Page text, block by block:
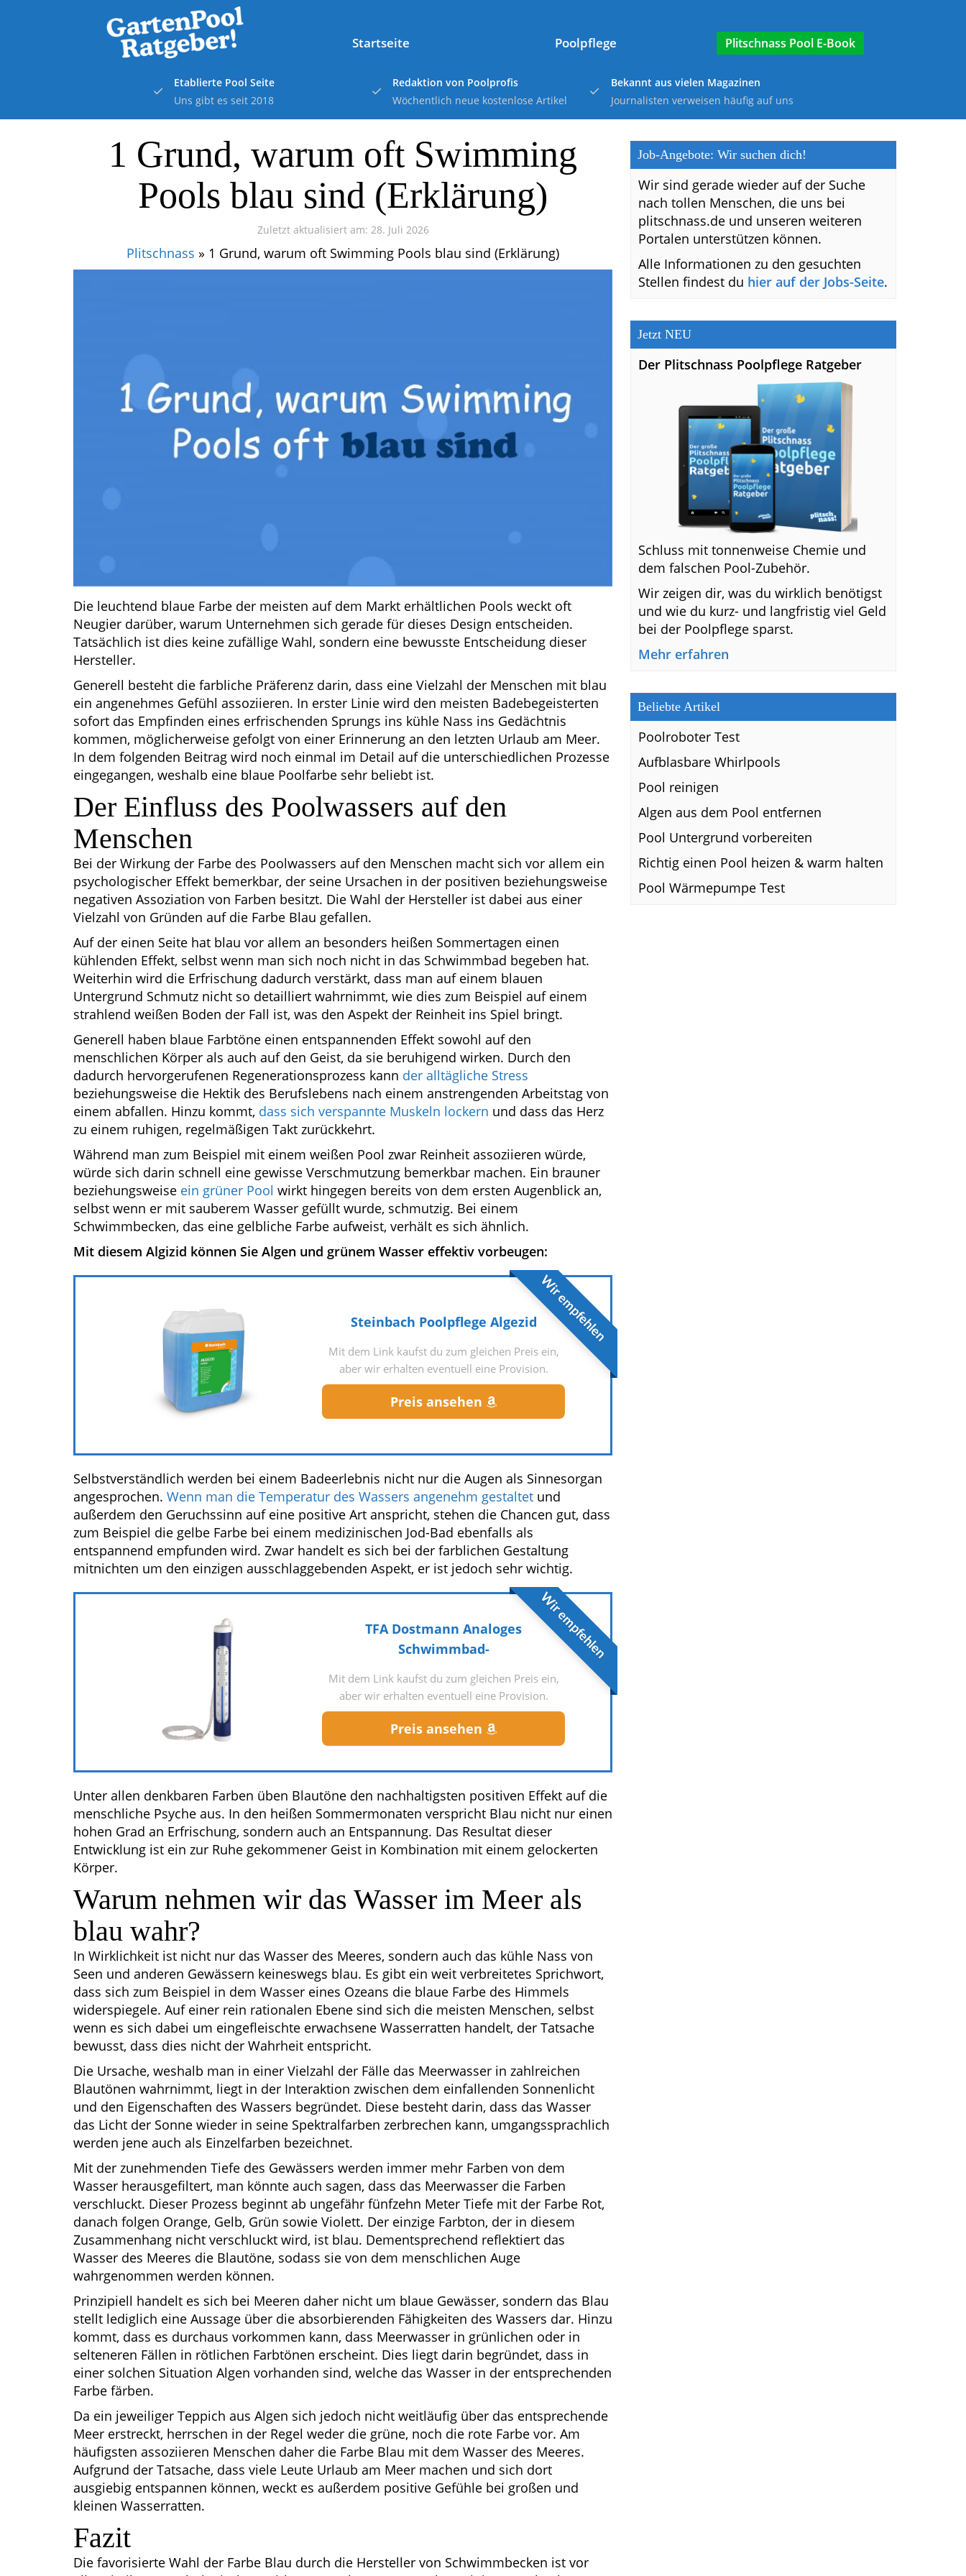
Startseite Poolpflege E-Book
Etablierte Pool Seite
Uns gibt es seit 2018
Redaktion von Poolprofis
Wöchentlich neue kostenlose Artikel
Bekannt aus vielen Magazinen
Journalisten verweisen häufig auf uns
1 Grund, warum oft Swimming
Pools blau sind (Erklärung)
Zuletzt aktualisiert am: 28. Juli 2026
Plitschnass » 1 Grund, warum oft Swimming Pools blau sind (Erklärung)
Die leuchtend blaue Farbe der meisten auf dem Markt erhältlichen Pools weckt oft
Neugier darüber, warum Unternehmen sich gerade für dieses Design entscheiden.
Tatsächlich ist dies keine zufällige Wahl, sondern eine bewusste Entscheidung dieser
Hersteller.
Generell besteht die farbliche Präferenz darin, dass eine Vielzahl der Menschen mit blau
ein angenehmes Gefühl assoziieren. In erster Linie wird den meisten Badebegeisterten
sofort das Empfinden eines erfrischenden Sprungs ins kühle Nass ins Gedächtnis
kommen, möglicherweise gefolgt von einer Erinnerung an den letzten Urlaub am Meer.
In dem folgenden Beitrag wird noch einmal im Detail auf die unterschiedlichen Prozesse
eingegangen, weshalb eine blaue Poolfarbe sehr beliebt ist.
Der Einfluss des Poolwassers auf den
Menschen
Bei der Wirkung der Farbe des Poolwassers auf den Menschen macht sich vor allem ein
psychologischer Effekt bemerkbar, der seine Ursachen in der positiven beziehungsweise
negativen Assoziation von Farben besitzt. Die Wahl der Hersteller ist dabei aus einer
Vielzahl von Gründen auf die Farbe Blau gefallen.
Auf der einen Seite hat blau vor allem an besonders heißen Sommertagen einen
kühlenden Effekt, selbst wenn man sich noch nicht in das Schwimmbad begeben hat.
Weiterhin wird die Erfrischung dadurch verstärkt, dass man auf einem blauen
Untergrund Schmutz nicht so detailliert wahrnimmt, wie dies zum Beispiel auf einem
strahlend weißen Boden der Fall ist, was den Aspekt der Reinheit ins Spiel bringt.
Generell haben blaue Farbtöne einen entspannenden Effekt sowohl auf den
menschlichen Körper als auch auf den Geist, da sie beruhigend wirken. Durch den
dadurch hervorgerufenen Regenerationsprozess kann der alltägliche Stress
beziehungsweise die Hektik des Berufslebens nach einem anstrengenden Arbeitstag von
einem abfallen. Hinzu kommt, dass sich verspannte Muskeln lockern und dass das Herz
zu einem ruhigen, regelmäßigen Takt zurückkehrt.
Während man zum Beispiel mit einem weißen Pool zwar Reinheit assoziieren würde,
würde sich darin schnell eine gewisse Verschmutzung bemerkbar machen. Ein brauner
beziehungsweise ein grüner Pool wirkt hingegen bereits von dem ersten Augenblick an,
selbst wenn er mit sauberem Wasser gefüllt wurde, schmutzig. Bei einem
Schwimmbecken, das eine gelbliche Farbe aufweist, verhält es sich ähnlich.
Mit diesem Algizid können Sie Algen und grünem Wasser effektiv vorbeugen:
Wir empfehlen
Steinbach Poolpflege Algezid
Mit dem Link kaufst du zum gleichen Preis ein,
aber wir erhalten eventuell eine Provision.
Preis ansehen
Selbstverständlich werden bei einem Badeerlebnis nicht nur die Augen als Sinnesorgan
angesprochen. Wenn man die Temperatur des Wassers angenehm gestaltet und
außerdem den Geruchssinn auf eine positive Art anspricht, stehen die Chancen gut, dass
zum Beispiel die gelbe Farbe bei einem medizinischen Jod-Bad ebenfalls als
entspannend empfunden wird. Zwar handelt es sich bei der farblichen Gestaltung
mitnichten um den einzigen ausschlaggebenden Aspekt, er ist jedoch sehr wichtig.
Wir empfehlen
TFA Dostmann Analoges
Schwimmbad-
Mit dem Link kaufst du zum gleichen Preis ein,
aber wir erhalten eventuell eine Provision.
Preis ansehen
Unter allen denkbaren Farben üben Blautöne den nachhaltigsten positiven Effekt auf die
menschliche Psyche aus. In den heißen Sommermonaten verspricht Blau nicht nur einen
hohen Grad an Erfrischung, sondern auch an Entspannung. Das Resultat dieser
Entwicklung ist ein zur Ruhe gekommener Geist in Kombination mit einem gelockerten
Körper.
Warum nehmen wir das Wasser im Meer als
blau wahr?
In Wirklichkeit ist nicht nur das Wasser des Meeres, sondern auch das kühle Nass von
Seen und anderen Gewässern keineswegs blau. Es gibt ein weit verbreitetes Sprichwort,
dass sich zum Beispiel in dem Wasser eines Ozeans die blaue Farbe des Himmels
widerspiegele. Auf einer rein rationalen Ebene sind sich die meisten Menschen, selbst
wenn es sich dabei um eingefleischte erwachsene Wasserratten handelt, der Tatsache
bewusst, dass dies nicht der Wahrheit entspricht.
Die Ursache, weshalb man in einer Vielzahl der Fälle das Meerwasser in zahlreichen
Blautönen wahrnimmt, liegt in der Interaktion zwischen dem einfallenden Sonnenlicht
und den Eigenschaften des Wassers begründet. Diese besteht darin, dass das Wasser
das Licht der Sonne wieder in seine Spektralfarben zerbrechen kann, umgangssprachlich
werden jene auch als Einzelfarben bezeichnet.
Mit der zunehmenden Tiefe des Gewässers werden immer mehr Farben von dem
Wasser herausgefiltert, man könnte auch sagen, dass das Meerwasser die Farben
verschluckt. Dieser Prozess beginnt ab ungefähr fünfzehn Meter Tiefe mit der Farbe Rot,
danach folgen Orange, Gelb, Grün sowie Violett. Der einzige Farbton, der in diesem
Zusammenhang nicht verschluckt wird, ist blau. Dementsprechend reflektiert das
Wasser des Meeres die Blautöne, sodass sie von dem menschlichen Auge
wahrgenommen werden können.
Prinzipiell handelt es sich bei Meeren daher nicht um blaue Gewässer, sondern das Blau
stellt lediglich eine Aussage über die absorbierenden Fähigkeiten des Wassers dar. Hinzu
kommt, dass es durchaus vorkommen kann, dass Meerwasser in grünlichen oder in
selteneren Fällen in rötlichen Farbtönen erscheint. Dies liegt darin begründet, dass in
einer solchen Situation Algen vorhanden sind, welche das Wasser in der entsprechenden
Farbe färben.
Da ein jeweiliger Teppich aus Algen sich jedoch nicht weitläufig über das entsprechende
Meer erstreckt, herrschen in der Regel weder die grüne, noch die rote Farbe vor. Am
häufigsten assoziieren Menschen daher die Farbe Blau mit dem Wasser des Meeres.
Aufgrund der Tatsache, dass viele Leute Urlaub am Meer machen und sich dort
ausgiebig entspannen können, weckt es außerdem positive Gefühle bei großen und
kleinen Wasserratten.
Fazit
Die favorisierte Wahl der Farbe Blau durch die Hersteller von Schwimmbecken ist vor
Job-Angebote: Wir suchen dich!
Wir sind gerade wieder auf der Suche
nach tollen Menschen, die uns bei
plitschnass.de und unseren weiteren
Portalen unterstützen können.
Alle Informationen zu den gesuchten
Stellen findest du hier auf der Jobs-Seite.
Jetzt NEU
Der Plitschnass Poolpflege Ratgeber
Schluss mit tonnenweise Chemie und
dem falschen Pool-Zubehör.
Wir zeigen dir, was du wirklich benötigst
und wie du kurz- und langfristig viel Geld
bei der Poolpflege sparst.
Mehr erfahren
Beliebte Artikel
Poolroboter Test
Aufblasbare Whirlpools
Pool reinigen
Algen aus dem Pool entfernen
Pool Untergrund vorbereiten
Richtig einen Pool heizen & warm halten
Pool Wärmepumpe Test